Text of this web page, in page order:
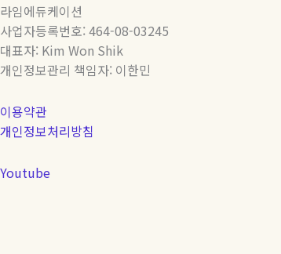
라임에듀케이션
사업자등록번호: 464-08-03245
대표자: Kim Won Shik
개인정보관리 책임자: 이한민
이용약관
개인정보처리방침
Youtube